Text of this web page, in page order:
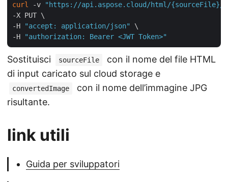
curl -v
"https://api.aspose.cloud/html/{sourceFile}/
-X PUT \
-H
"accept: application/json"
\
-H
"authorization: Bearer <JWT Token>"
Sostituisci sourceFile
con il nome del file HTML
di input caricato sul cloud storage e
convertedImage
con il nome dell’immagine JPG
risultante.
link utili
Guida per sviluppatori